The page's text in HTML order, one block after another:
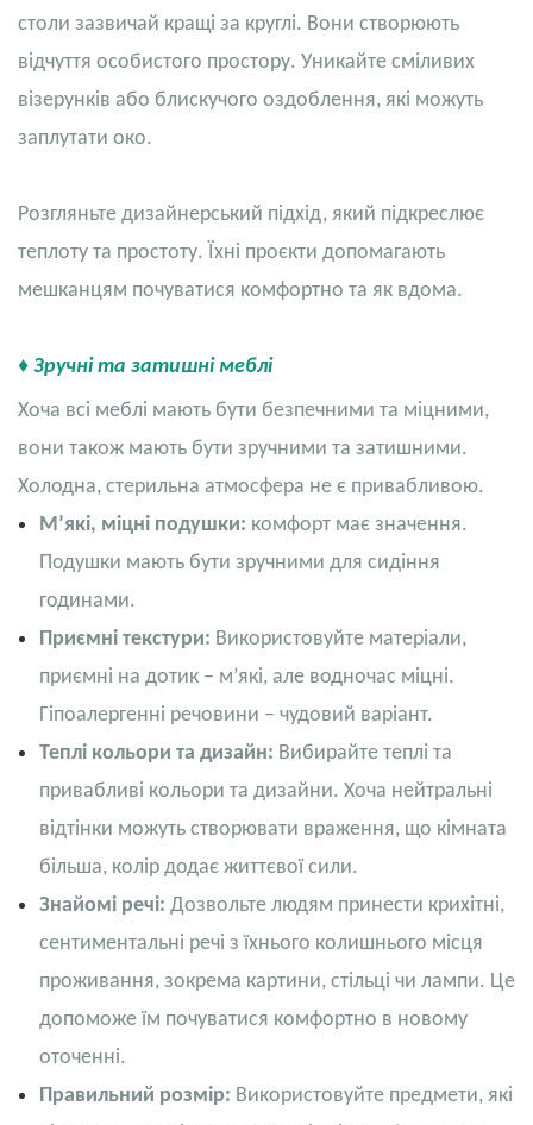
столи зазвичай кращі за круглі. Вони створюють
відчуття особистого простору. Уникайте сміливих
візерунків або блискучого оздоблення, які можуть
заплутати око.
Розгляньте дизайнерський підхід, який підкреслює
теплоту та простоту. Їхні проєкти допомагають
мешканцям почуватися комфортно та як вдома.
♦ Зручні та затишні меблі
Хоча всі меблі мають бути безпечними та міцними,
вони також мають бути зручними та затишними.
Холодна, стерильна атмосфера не є привабливою.
М’які, міцні подушки: комфорт має значення.
Подушки мають бути зручними для сидіння
годинами.
Приємні текстури: Використовуйте матеріали,
приємні на дотик – м’які, але водночас міцні.
Гіпоалергенні речовини – чудовий варіант.
Теплі кольори та дизайн: Вибирайте теплі та
привабливі кольори та дизайни. Хоча нейтральні
відтінки можуть створювати враження, що кімната
більша, колір додає життєвої сили.
Знайомі речі: Дозвольте людям принести крихітні,
сентиментальні речі з їхнього колишнього місця
проживання, зокрема картини, стільці чи лампи. Це
допоможе їм почуватися комфортно в новому
оточенні.
Правильний розмір: Використовуйте предмети, які